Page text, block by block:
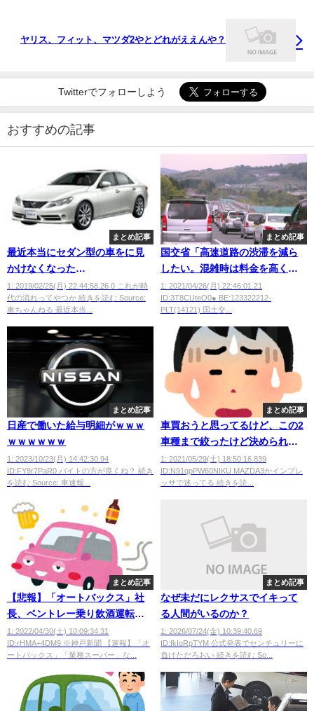
ヤリス、フィット、マツダ2やとどれがええんや？
Twitterでフォローしよう
おすすめの記事
まとめ記事
最近本当にセダン型の車をに見
かけなくなった
な・・・・・・・・・・・・
1: 2019/02/25(月) 22:44:58.26 0 これが時
代の流れってやつか 続きを読む Source:
車ちゃんねる 最近本当...
まとめ記事
国交省「高速道路の渋滞を減ら
したい。混雑時は料金を高くし
よう」
1: 2021/04/26(月) 22:46:01.21
ID:3T8CUteO0● BE:123322212-
PLT(14121) 国土交...
まとめ記事
日産で働いた給与明細がｗｗｗ
ｗｗｗｗｗｗ
1: 2023/10/23(月) 14:42:30.94
ID:FY8r7PaR0 バイトの方が良くね？ 続き
を読む Source: 車速報...
まとめ記事
車買おうと思ってるけど、この2
車種まで絞ったけど決められな
いｗ
1: 2021/05/29(土) 18:50:16.839
ID:N91qpPW60NIKU MAZDA3かインプレ
ッサで迷ってる 続きを読...
まとめ記事
【悲報】「オートバックス」社
長、ベントレー乗り飲酒運転で
民家に突っ込むwwwwwwwww
1: 2022/04/30(土) 10:09:34.31
ID:rHMA+4DM9 ※神戸新聞 【速報】「オ
ートバックス」「業務スーパー」な...
まとめ記事
なぜ未だにレクサスでイキって
る人間がいるのか？
1: 2026/07/24(金) 10:39:40.69
ID:fkIoRpTYM 公式発表でセンチュリーに
負けただろおい 続きを読む So...